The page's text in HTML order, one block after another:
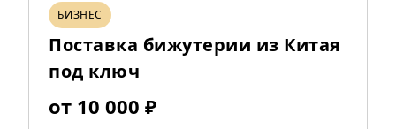
БИЗНЕС
Поставка бижутерии из Китая
под ключ
от 10 000 ₽